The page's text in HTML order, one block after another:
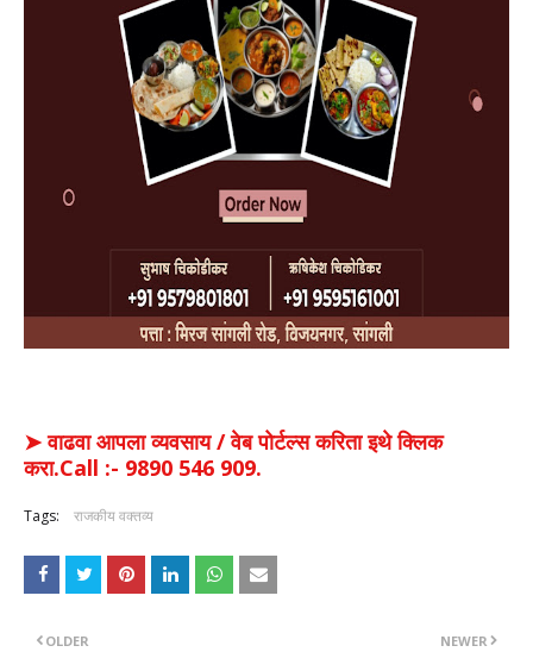
➤ वाढवा आपला व्यवसाय / वेब पोर्टल्स करिता इथे क्लिक
करा.Call :- 9890 546 909.
Tags: राजकीय वक्तव्य
NEWER
OLDER